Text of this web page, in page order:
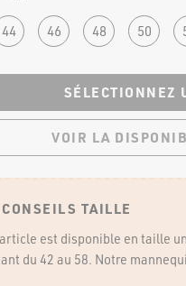
44 46 48 50
SÉLECTIONNEZ
VOIR LA
CONSEILS TAILLE
est disponible en taille
du 42 au 58. Notre